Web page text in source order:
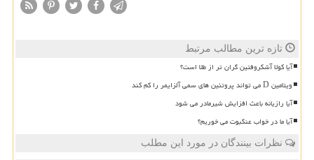
تازه ترین مطالب مرتبط
آیا کولا آشکروفتین گران تر از طلا است؟
ویتامین D می تواند پروتئین های سمی آلزایمر را کم کند
آیا رازیانه باعث افزایش شیرمادر می شود
آیا ما در خواب عنکبوت می خوریم؟
نظرات بینندگان در مورد این مطلب